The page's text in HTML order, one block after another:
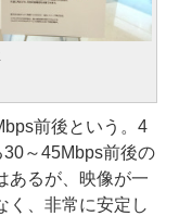
前後という。4
～45Mbps前後の
あるが、映像が一
く、非常に安定し